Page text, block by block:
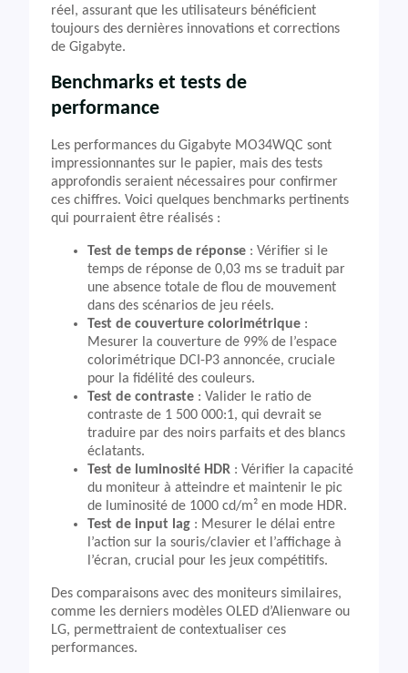
réel, assurant que les utilisateurs bénéficient
toujours des dernières innovations et corrections
de Gigabyte.
Benchmarks et tests de
performance
Les performances du Gigabyte MO34WQC sont
impressionnantes sur le papier, mais des tests
approfondis seraient nécessaires pour confirmer
ces chiffres. Voici quelques benchmarks pertinents
qui pourraient être réalisés :
Test de temps de réponse : Vérifier si le
temps de réponse de 0,03 ms se traduit par
une absence totale de flou de mouvement
dans des scénarios de jeu réels.
Test de couverture colorimétrique :
Mesurer la couverture de 99% de l’espace
colorimétrique DCI-P3 annoncée, cruciale
pour la fidélité des couleurs.
Test de contraste : Valider le ratio de
contraste de 1 500 000:1, qui devrait se
traduire par des noirs parfaits et des blancs
éclatants.
Test de luminosité HDR : Vérifier la capacité
du moniteur à atteindre et maintenir le pic
de luminosité de 1000 cd/m² en mode HDR.
Test de input lag : Mesurer le délai entre
l’action sur la souris/clavier et l’affichage à
l’écran, crucial pour les jeux compétitifs.
Des comparaisons avec des moniteurs similaires,
comme les derniers modèles OLED d’Alienware ou
LG, permettraient de contextualiser ces
performances.